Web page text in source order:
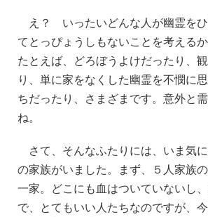
え？ いったいどんな人が幽霊を
てとっぴょうしもないことを考える
たとえば、どろぼうよけだったり、
り、単に家をなくした幽霊を不憫に
ちだったり、さまざまです。意外と
ね。
さて、そんなふたりには、いま気
の家族がいました。まず、５人家族
一家。どこにも血はついていないし
で、とてもいい人たちなのですが、